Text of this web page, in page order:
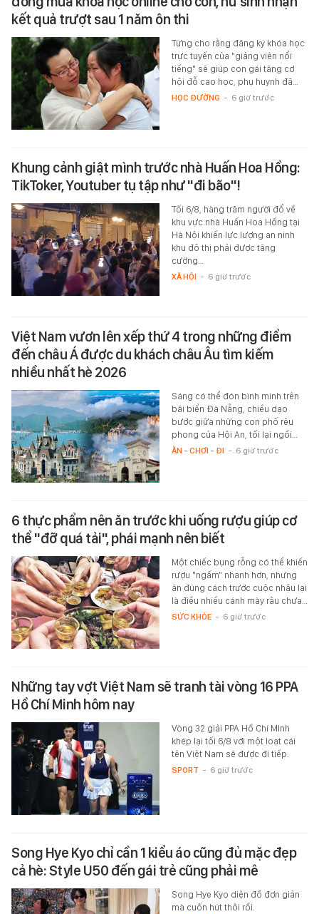
kết quả trượt sau 1 năm ôn thi
Từng cho rằng đăng ký khóa học
trực tuyến của "giảng viên nổi
tiếng" sẽ giúp con gái tăng cơ
hội đỗ cao học, phụ huynh đã…
HỌC ĐƯỜNG - 6 giờ trước
Khung cảnh giật mình trước nhà Huấn Hoa Hồng:
TikToker, Youtuber tụ tập như "đi bão"!
Tối 6/8, hàng trăm người đổ về
khu vực nhà Huấn Hoa Hồng tại
Hà Nội khiến lực lượng an ninh
khu đô thị phải được tăng
cường…
XÃ HỘI - 6 giờ trước
Việt Nam vươn lên xếp thứ 4 trong những điểm
đến châu Á được du khách châu Âu tìm kiếm
nhiều nhất hè 2026
Sáng có thể đón bình minh trên
bãi biển Đà Nẵng, chiều dạo
bước giữa những con phố rêu
phong của Hội An, tối lại ngồi…
ĂN - CHƠI - ĐI - 6 giờ trước
6 thực phẩm nên ăn trước khi uống rượu giúp cơ
thể "đỡ quá tải", phái mạnh nên biết
Một chiếc bụng rỗng có thể khiến
rượu "ngấm" nhanh hơn, nhưng
ăn đúng cách trước cuộc nhậu lại
là điều nhiều cánh mày râu chưa…
SỨC KHỎE - 6 giờ trước
Những tay vợt Việt Nam sẽ tranh tài vòng 16 PPA
Hồ Chí Minh hôm nay
Vòng 32 giải PPA Hồ Chí MInh
khép lại tối 6/8 với một loạt cái
tên Việt Nam sẽ được đi tiếp.
SPORT - 6 giờ trước
Song Hye Kyo chỉ cần 1 kiểu áo cũng đủ mặc đẹp
cả hè: Style U50 đến gái trẻ cũng phải mê
Song Hye Kyo diện đồ đơn giản
mà cuốn hút thôi rồi.